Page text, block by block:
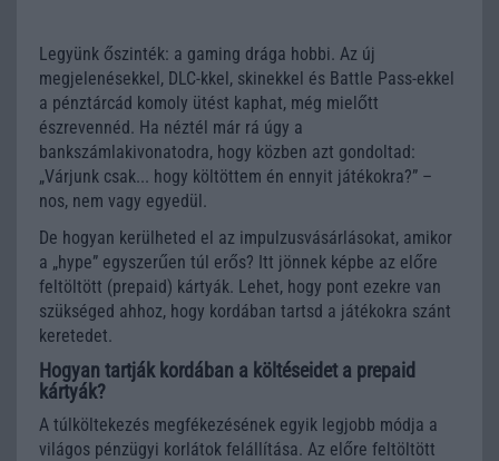
Legyünk őszinték: a gaming drága hobbi. Az új
megjelenésekkel, DLC-kkel, skinekkel és Battle Pass-ekkel
a pénztárcád komoly ütést kaphat, még mielőtt
észrevennéd. Ha néztél már rá úgy a
bankszámlakivonatodra, hogy közben azt gondoltad:
„Várjunk csak... hogy költöttem én ennyit játékokra?” –
nos, nem vagy egyedül.
De hogyan kerülheted el az impulzusvásárlásokat, amikor
a „hype” egyszerűen túl erős? Itt jönnek képbe az előre
feltöltött (prepaid) kártyák. Lehet, hogy pont ezekre van
szükséged ahhoz, hogy kordában tartsd a játékokra szánt
keretedet.
Hogyan tartják kordában a költéseidet a prepaid
kártyák?
A túlköltekezés megfékezésének egyik legjobb módja a
világos pénzügyi korlátok felállítása. Az előre feltöltött